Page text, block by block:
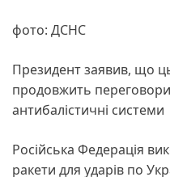
фото: ДСНС
Президент заявив, що
продовжить
антибалістичні системи
Російська Федерація
ракети для ударів по